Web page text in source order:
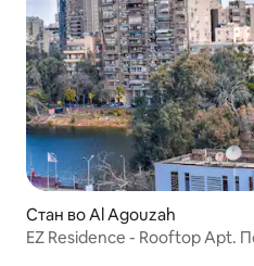
Стан во Al Agouzah
EZ Residence - Rooftop Apt.